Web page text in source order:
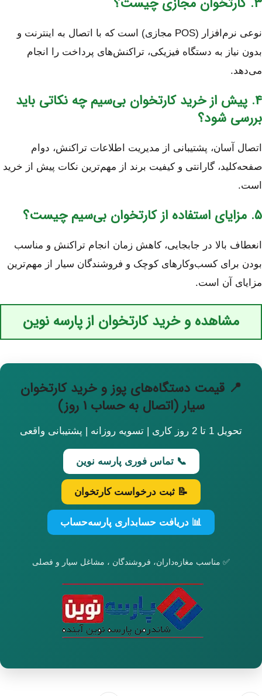
نوعی نرم‌افزار (POS مجازی) است که با اتصال به اینترنت و
بدون نیاز به دستگاه فیزیکی، تراکنش‌های پرداخت را انجام
می‌دهد.
۴. پیش از خرید کارتخوان بی‌سیم چه نکاتی باید
بررسی شود؟
اتصال آسان، پشتیبانی از مدیریت اطلاعات تراکنش، دوام
صفحه‌کلید، گارانتی و کیفیت برند از مهم‌ترین نکات پیش از خرید
است.
۵. مزایای استفاده از کارتخوان بی‌سیم چیست؟
انعطاف بالا در جابجایی، کاهش زمان انجام تراکنش و مناسب
بودن برای کسب‌وکارهای کوچک و فروشندگان سیار از مهم‌ترین
مزایای آن است.
مشاهده و خرید کارتخوان از پارسه نوین
📍 قیمت دستگاه‌های پوز و خرید کارتخوان
سیار (اتصال به حساب ۱ روز)
تحویل 1 تا 2 روز کاری | تسویه روزانه | پشتیبانی واقعی
📞 تماس فوری پارسه نوین
📝 ثبت درخواست کارتخوان
📊 دریافت حسابداری پارسه‌حساب
✅ مناسب مغازه‌داران، فروشندگان ، مشاغل سیار و فصلی